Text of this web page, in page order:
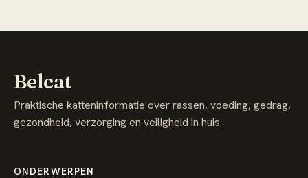
Belcat
Praktische katteninformatie over rassen, voeding, gedrag,
gezondheid, verzorging en veiligheid in huis.
ONDERWERPEN